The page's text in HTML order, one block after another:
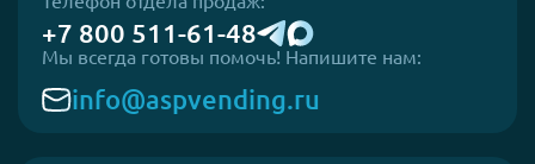
+7 800 511-61-48
Мы всегда готовы помочь! Напишите нам:
info@aspvending.ru